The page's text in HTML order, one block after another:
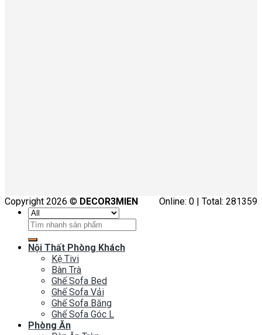
Online: 0 | Total: 281359
Copyright 2026 © DECOR3MIEN
Tìm
Nội Thất Phòng Khách
Kệ Tivi
Bàn Trà
Ghế Sofa Bed
Ghế Sofa Vải
Ghế Sofa Băng
Ghế Sofa Góc L
Phòng Ăn